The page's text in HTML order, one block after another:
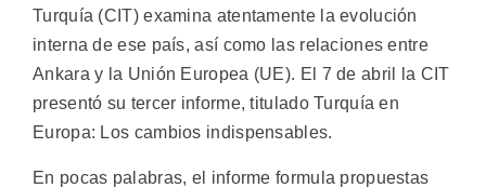
Turquía (CIT) examina atentamente la evolución
interna de ese país, así como las relaciones entre
Ankara y la Unión Europea (UE). El 7 de abril la CIT
presentó su tercer informe, titulado Turquía en
Europa: Los cambios indispensables.
En pocas palabras, el informe formula propuestas